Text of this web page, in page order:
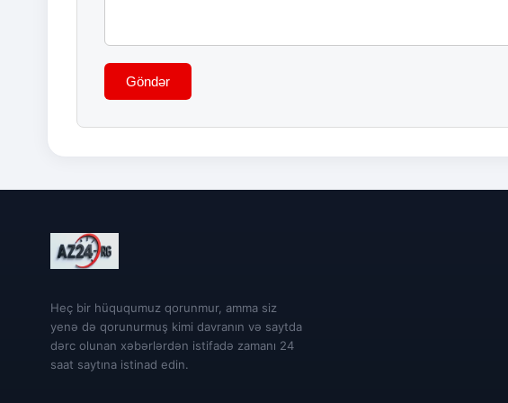
Göndər
Heç bir hüququmuz qorunmur, amma siz
yenə də qorunurmuş kimi davranın və saytda
dərc olunan xəbərlərdən istifadə zamanı 24
saat saytına istinad edin.